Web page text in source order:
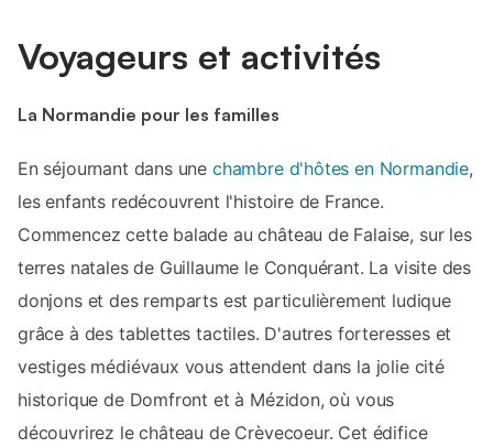
Voyageurs et activités
La Normandie pour les familles
En séjournant dans une chambre d'hôtes en Normandie,
les enfants redécouvrent l'histoire de France.
Commencez cette balade au château de Falaise, sur les
terres natales de Guillaume le Conquérant. La visite des
donjons et des remparts est particulièrement ludique
grâce à des tablettes tactiles. D'autres forteresses et
vestiges médiévaux vous attendent dans la jolie cité
historique de Domfront et à Mézidon, où vous
découvrirez le château de Crèvecoeur. Cet édifice